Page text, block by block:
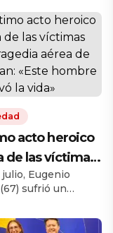
acto heroico
de las víctimas
aérea
Juan: «Este
nos salvó la
julio, Eugenio
sufrió un
asistencia de